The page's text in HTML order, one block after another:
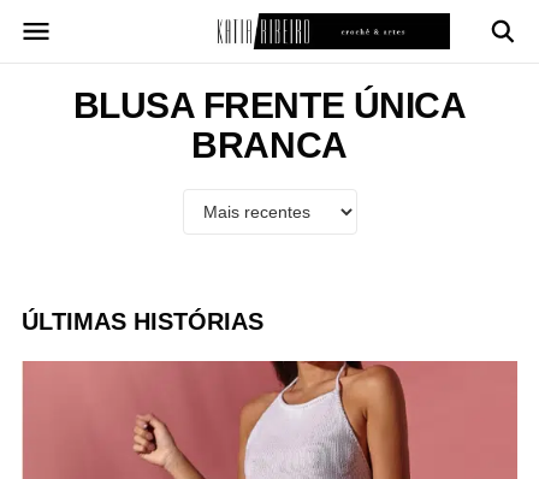
para
conteúdoBLUSA FRENTE ÚNICA
BRANCA
ÚLTIMAS HISTÓRIAS